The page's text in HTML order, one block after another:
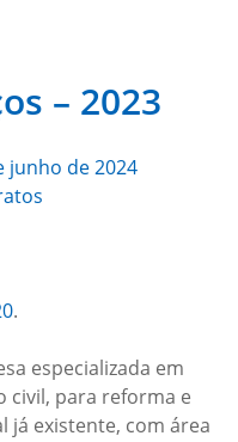
– 2023
junho de 2024
.
especializada em
civil, para reforma e
já existente, com área